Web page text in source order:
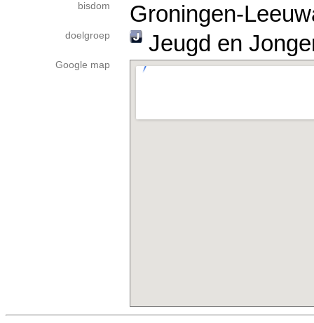
bisdom Groningen-
doelgroep Jeugd en
Google map